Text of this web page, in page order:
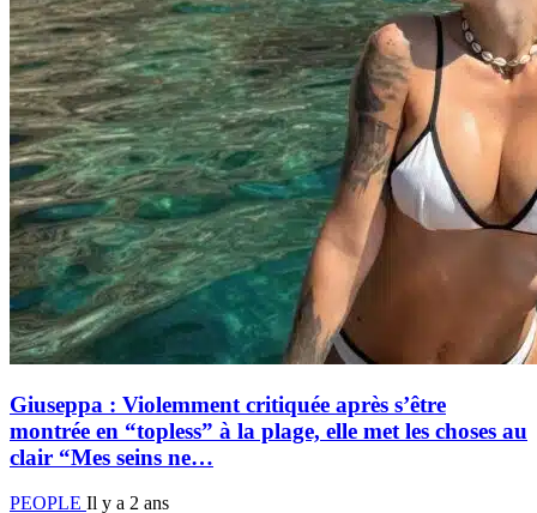
Giuseppa : Violemment critiquée après s’être
montrée en “topless” à la plage, elle met les choses au
clair “Mes seins ne…
PEOPLE Il y a 2 ans